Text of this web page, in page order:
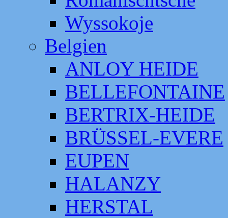
Wyssokoje
Belgien
ANLOY HEIDE
BELLEFONTAINE
BERTRIX-HEIDE
BRÜSSEL-EVERE
EUPEN
HALANZY
HERSTAL